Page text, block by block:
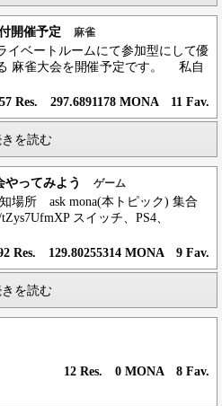
開催予定 麻雀
ベートルームにて参加型にして優
麻雀大会を開催予定です。 私自
57 Res. 297.6891178 MONA 11 Fav.
を読む
やってみよう ゲーム
場所 ask mona(本トピック) 集合
スイッチ、PS4、
Res. 129.80255314 MONA 9 Fav.
を読む
12 Res. 0 MONA 8 Fav.